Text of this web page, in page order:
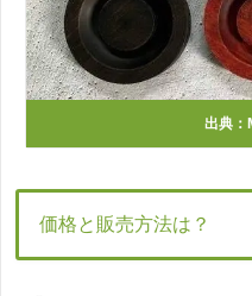
出典：
価格と販売方法は？